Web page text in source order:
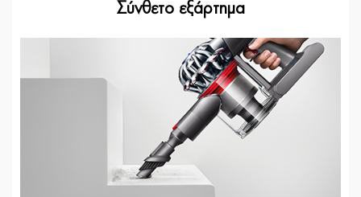
Σύνθετο εξάρτημα